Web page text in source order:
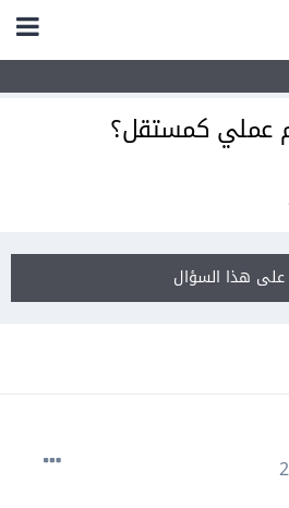
عملي كمستقل؟
هذا السؤال